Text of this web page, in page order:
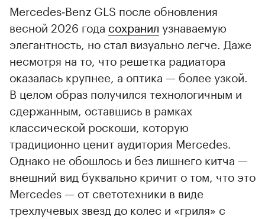
Mercedes‑Benz GLS после обновления
весной 2026 года сохранил узнаваемую
элегантность, но стал визуально легче. Даже
несмотря на то, что решетка радиатора
оказалась крупнее, а оптика — более узкой.
В целом образ получился технологичным и
сдержанным, оставшись в рамках
классической роскоши, которую
традиционно ценит аудитория Mercedes.
Однако не обошлось и без лишнего китча —
внешний вид буквально кричит о том, что это
Mercedes — от светотехники в виде
трехлучевых звезд до колес и «гриля» с